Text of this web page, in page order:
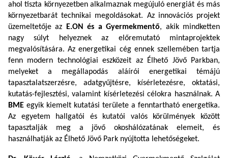
ahol tiszta környezetben alkalmaznak megújuló energiát és más
környezetbarát technikai megoldásokat. Az innovációs projekt
üzemeltetője az E.ON és a Gyermekmentő, akik mindketten
nagy súlyt helyeznek az előremutató mintaprojektek
megvalósítására. Az energetikai cég ennek szellemében tartja
fenn modern technológiai eszközeit az Élhető Jövő Parkban,
melyeket a megállapodás aláírói energetikai témájú
tapasztalatszerzésre, adatgyűjtésre, kísérletezésre, oktatási,
kutatás-fejlesztési, valamint kísérletezési célokra használnak. A
BME egyik kiemelt kutatási területe a fenntartható energetika.
Az egyetem hallgatói és kutatói valós körülmények között
tapasztalják meg a jövő okoshálózatának elemeit, és
használhatják az Élhető Jövő Park nyújtotta lehetőségeket.